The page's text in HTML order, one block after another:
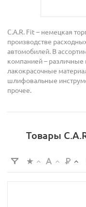
C.A.R. Fit – немецкая
производстве
автомобилей. В
компанией –
лакокрасочные
шлифовальные
прочее.
Товары